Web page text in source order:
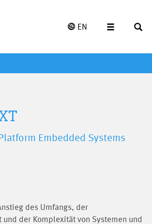
EN
Embedded Systems
des Umfangs, der
der Komplexität von Systemen und